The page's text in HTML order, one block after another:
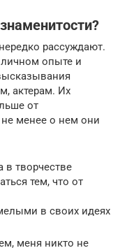
рассуждают.
опыте и
актерам. Их
от
менее о нем они
в творчестве
тем, что от
в своих идеях
меня никто не